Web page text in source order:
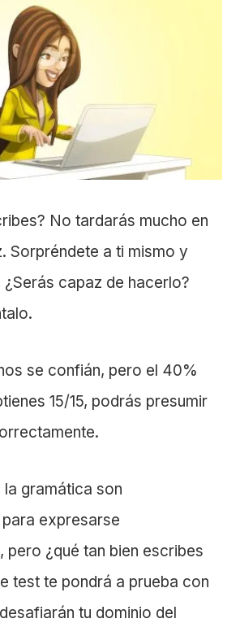
No tardarás mucho en
Sorpréndete a ti mismo y
¿Serás capaz de hacerlo?
se confián, pero el 40%
15/15, podrás presumir
gramática son
expresarse
pero ¿qué tan bien escribes
test te pondrá a prueba con
tu dominio del